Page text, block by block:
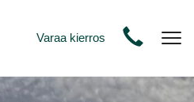
Varaa kierros